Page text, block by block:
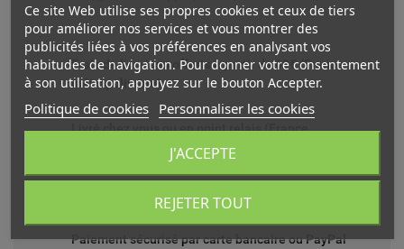
Frais de livraison offerts à partir de 69€ (France
métropolitaine)
Livré chez vous ou en point relais (France
Paiement sécurisé par carte bancaire ou PayPal
Ce site Web utilise ses propres cookies et ceux de tiers
pour améliorer nos services et vous montrer des
publicités liées à vos préférences en analysant vos
habitudes de navigation. Pour donner votre consentement
à son utilisation, appuyez sur le bouton Accepter.
Politique de cookies Personnaliser les cookies
REJETER TOUT
J'ACCEPTE